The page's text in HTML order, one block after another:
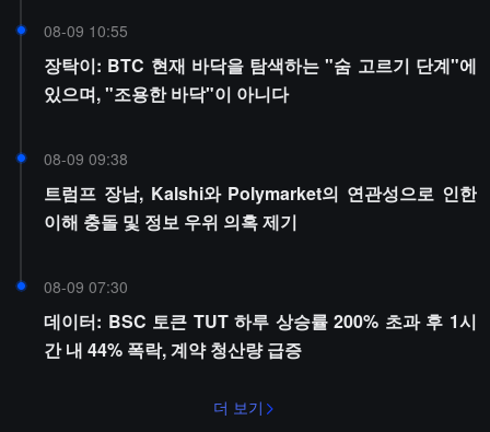
08-09 10:55
장탁이: BTC 현재 바닥을 탐색하는 "숨 고르기 단계"에
있으며, "조용한 바닥"이 아니다
08-09 09:38
트럼프 장남, Kalshi와 Polymarket의 연관성으로 인한
이해 충돌 및 정보 우위 의혹 제기
08-09 07:30
데이터: BSC 토큰 TUT 하루 상승률 200% 초과 후 1시
간 내 44% 폭락, 계약 청산량 급증
더 보기